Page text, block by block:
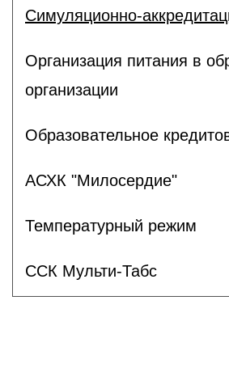
Симуляционно-
Организация питания в
организации
Образовательное
АСХК "Милосердие"
Температурный режим
ССК Мульти-Табс